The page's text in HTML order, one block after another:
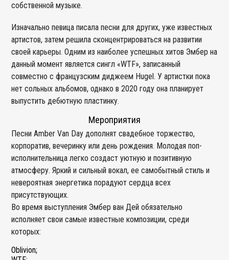
собственной музыке.
Изначально певица писала песни для других, уже известных
артистов, затем решила сконцентрироваться на развитии
своей карьеры. Одним из наиболее успешных хитов Эмбер на
данный момент является сингл «WTF», записанный
совместно с французским диджеем Hugel. У артистки пока
нет сольных альбомов, однако в 2020 году она планирует
выпустить дебютную пластинку.
Мероприятия
Песни Amber Van Day дополнят свадебное торжество,
корпоратив, вечеринку или день рождения. Молодая поп-
исполнительница легко создаст уютную и позитивную
атмосферу. Яркий и сильный вокал, ее самобытный стиль и
невероятная энергетика порадуют сердца всех
присутствующих.
Во время выступления Эмбер ван Дей обязательно
исполняет свои самые известные композиции, среди
которых:
Oblivion;